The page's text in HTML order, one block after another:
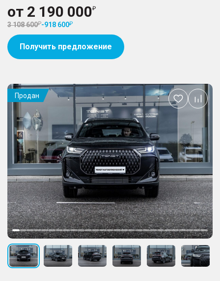
от 2 190 000
3 108 600 -918 600
Получить предложение
Продан
Добавить
в
избранное